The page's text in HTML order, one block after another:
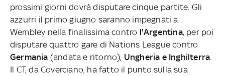
prossimi giorni dovrà disputare cinque partite. Gli
azzurri il primo giugno saranno impegnati a
Wembley nella finalissima contro l'Argentina, per poi
disputare quattro gare di Nations League contro
Germania (andata e ritorno), Ungheria e Inghilterra
Il CT, da Coverciano, ha fatto il punto sulla sua